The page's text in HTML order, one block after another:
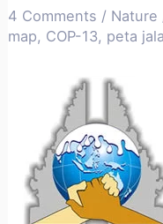
4 Comments / Nature
map, COP-13, peta